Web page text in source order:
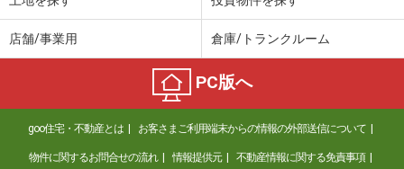
店舗/事業用 倉庫/トランクルーム
PC版へ
goo住宅・不動産とは お客さまご利用端末からの情報の外部送信について
物件に関するお問合せの流れ 情報提供元 不動産情報に関する免責事項